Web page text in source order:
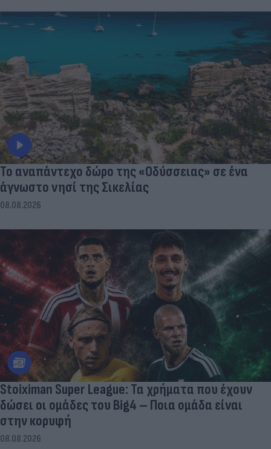
To αναπάντεχο δώρο της «Οδύσσειας» σε ένα
άγνωστο νησί της Σικελίας
08.08.2026
Stoiximan Super League: Τα χρήματα που έχουν
δώσει οι ομάδες του Big4 – Ποια ομάδα είναι
στην κορυφή
08.08.2026